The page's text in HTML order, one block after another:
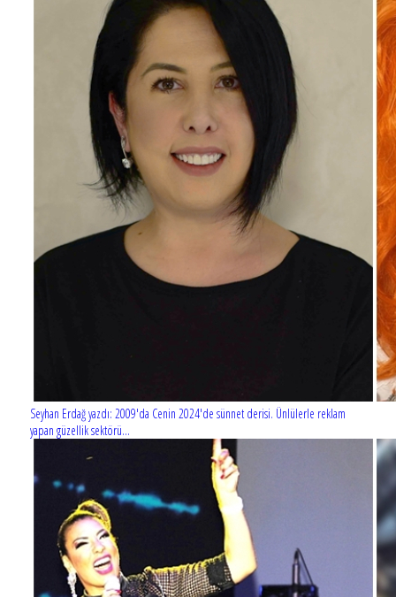
Seyhan Erdağ yazdı: 2009'da Cenin 2024'de sünnet derisi. Ünlülerle reklam
yapan güzellik sektörü...